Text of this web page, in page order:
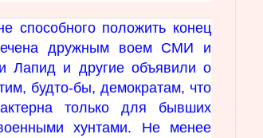
способного положить конец
дружным воем СМИ и
Лапид и другие объявили о
будто-бы, демократам, что
только для бывших
хунтами. Не менее